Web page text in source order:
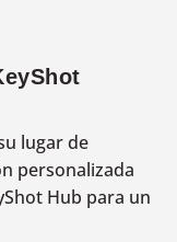
lugar de
personalizada
Hub para un